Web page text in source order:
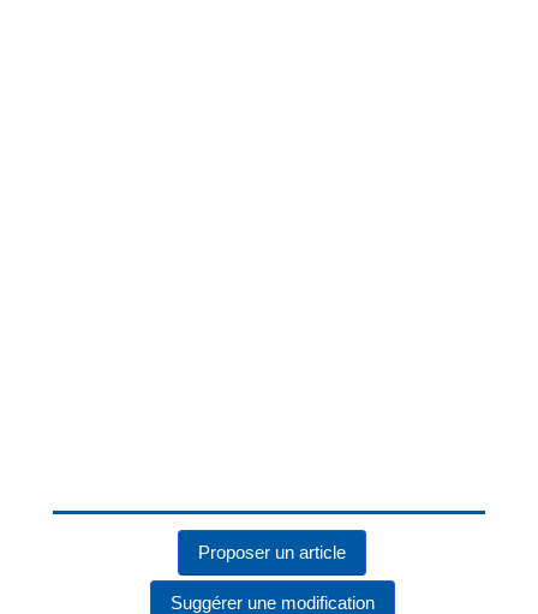
Proposer un article
Suggérer une modification